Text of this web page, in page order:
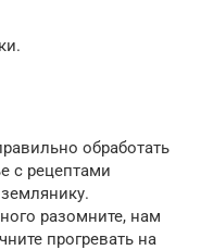
обработать
с рецептами
разомните, нам
прогревать на